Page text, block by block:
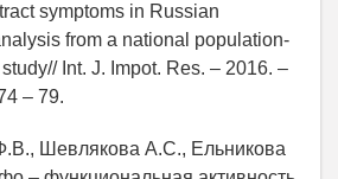
symptoms in Russian
from a national population-
Int. J. Impot. Res. – 2016. –
– 79.
Шевлякова А.С., Ельникова